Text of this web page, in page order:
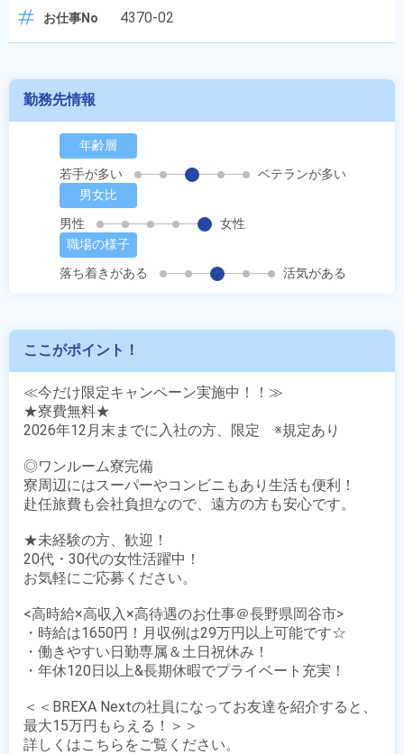
お仕事No 4370-02
勤務先情報
年齢層
若手が多い
ベテランが多い
男女比
男性
女性
職場の様子
落ち着きがある
活気がある
ここがポイント！
≪今だけ限定キャンペーン実施中！！≫
★寮費無料★
2026年12月末までに入社の方、限定　※規定あり
◎ワンルーム寮完備
寮周辺にはスーパーやコンビニもあり生活も便利！
赴任旅費も会社負担なので、遠方の方も安心です。
★未経験の方、歓迎！
20代・30代の女性活躍中！
お気軽にご応募ください。
<高時給×高収入×高待遇のお仕事＠長野県岡谷市>
・時給は1650円！月収例は29万円以上可能です☆
・働きやすい日勤専属＆土日祝休み！
・年休120日以上&長期休暇でプライベート充実！
＜＜BREXA Nextの社員になってお友達を紹介すると、
最大15万円もらえる！＞＞